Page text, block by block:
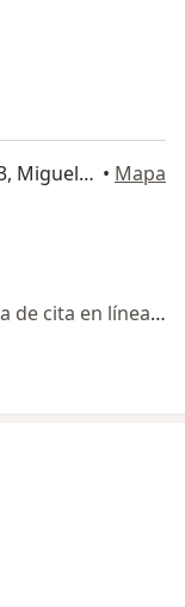
Cto. Interior Melchor Ocampo 193, Miguel Hidalgo • Mapa
Este especialista no ofrece reserva de cita en línea en esta dirección.